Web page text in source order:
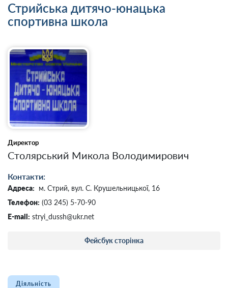
Стрийська дитячо-юнацька
спортивна школа
Директор
Столярський Микола Володимирович
Контакти:
Адреса: м. Стрий, вул. С. Крушельницької, 16
Телефон: (03 245) 5-70-90
E-mail: stryi_dussh@ukr.net
Фейсбук сторінка
Діяльність